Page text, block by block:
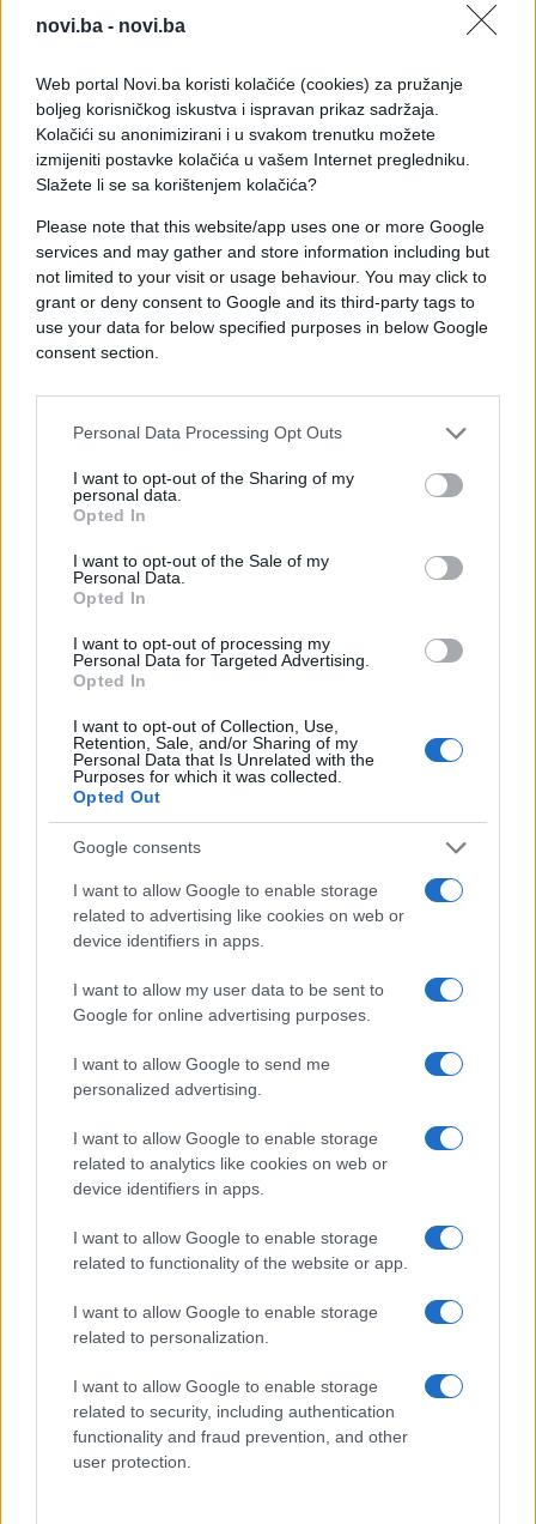
novi.ba - novi.ba
Web portal Novi.ba koristi kolačiće (cookies) za pružanje
boljeg korisničkog iskustva i ispravan prikaz sadržaja.
Kolačići su anonimizirani i u svakom trenutku možete
izmijeniti postavke kolačića u vašem Internet pregledniku.
Slažete li se sa korištenjem kolačića?
Please note that this website/app uses one or more Google
services and may gather and store information including but
not limited to your visit or usage behaviour. You may click to
grant or deny consent to Google and its third-party tags to
use your data for below specified purposes in below Google
consent section.
Personal Data Processing Opt Outs
I want to opt-out of the Sharing of my
personal data.
Opted In
I want to opt-out of the Sale of my
Personal Data.
Opted In
I want to opt-out of processing my
Personal Data for Targeted Advertising.
Opted In
I want to opt-out of Collection, Use,
Retention, Sale, and/or Sharing of my
Personal Data that Is Unrelated with the
Purposes for which it was collected.
Opted Out
Google consents
I want to allow Google to enable storage
related to advertising like cookies on web or
device identifiers in apps.
I want to allow my user data to be sent to
Google for online advertising purposes.
I want to allow Google to send me
personalized advertising.
I want to allow Google to enable storage
related to analytics like cookies on web or
device identifiers in apps.
I want to allow Google to enable storage
related to functionality of the website or app.
I want to allow Google to enable storage
related to personalization.
I want to allow Google to enable storage
related to security, including authentication
functionality and fraud prevention, and other
user protection.
Za još jači efekat nakon tretmana sirćetom možete
napraviti blagu pastu od sode bikarbone i vode.
Pastu nanesite na escajg i nježno utrljajte kružnim
pokretima. Soda bikarbona djeluje kao blagi abraziv
i pomaže u uklanjanju sitnih tragova, nakon čega
metal dobija još izraženiji sjaj.
Kako produžiti sjaj escajga?
Da bi pribor duže ostao čist i sjajan, važno je da
nakon pranja ne ostane dugo mokar. Vlaga podstiče
stvaranje fleka i novih naslaga, posebno u
područjima sa tvrdom vodom.
Stručnjaci preporučuju i povremeno brisanje
escajga nakon vađenja iz mašine za suđe, kao i
vrijeme.
Prije pojave savremenih hemijskih sredstava, sirće
je bilo jedno od osnovnih sredstava za čišćenje u
i efikasnost i danas ga čine jednim od najkorisnijih
„uradi sam“ rješenja za održavanje kuhinje.
Zato ne iznenađuje što se ovaj trik i dalje koristi, jer
je ponekad za vraćanje sjaja dovoljno samo
nekoliko minuta i jedan sastojak koji već imate kod
kuće, prenosi Ona.rs.
#escajg